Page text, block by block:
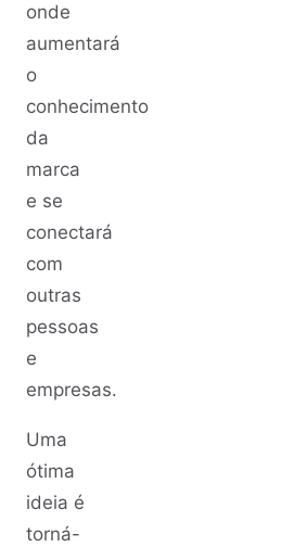
onde
aumentará
o
conhecimento
da
marca
e se
conectará
com
outras
pessoas
e
empresas.
Uma
ótima
ideia é
torná-